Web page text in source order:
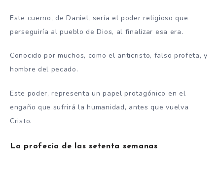
Este cuerno, de Daniel, sería el poder religioso que
perseguiría al pueblo de Dios, al finalizar esa era.
Conocido por muchos, como el anticristo, falso profeta, y
hombre del pecado.
Este poder, representa un papel protagónico en el
engaño que sufrirá la humanidad, antes que vuelva
Cristo.
La profecía de las setenta semanas